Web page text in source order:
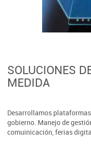
SOLUCIONES
MEDIDA
Desarrollamos
gobierno. Manejo de
comuinicación, ferias